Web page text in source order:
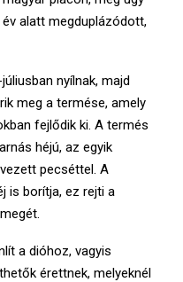
alatt megduplázódott,
nyílnak, majd
meg a termése, amely
fejlődik ki. A termés
héjú, az egyik
pecséttel. A
is borítja, ez rejti a
a dióhoz, vagyis
érettnek, melyeknél